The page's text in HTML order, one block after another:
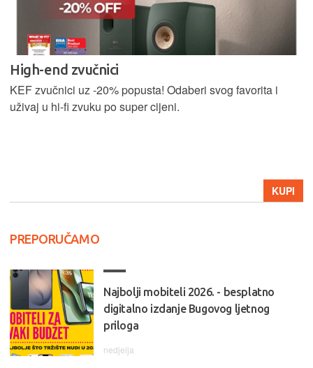
High-end zvučnici
KEF zvučnici uz -20% popusta! Odaberi svog favorita i
uživaj u hi-fi zvuku po super cijeni.
KUPI
PREPORUČAMO
Najbolji mobiteli 2026. - besplatno
digitalno izdanje Bugovog ljetnog
priloga
nedjelja